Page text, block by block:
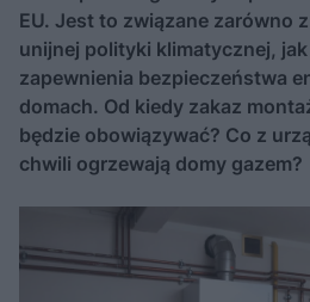
EU. Jest to związane zarówno
unijnej polityki klimatycznej,
zapewnienia bezpieczeństwa
domach. Od kiedy zakaz
będzie obowiązywać? Co z
chwili ogrzewają domy gazem?